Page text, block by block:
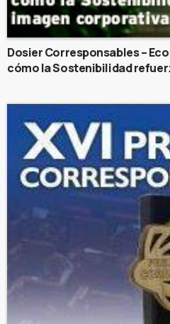
Dosier Corresponsables –
cómo la Sostenibilidad